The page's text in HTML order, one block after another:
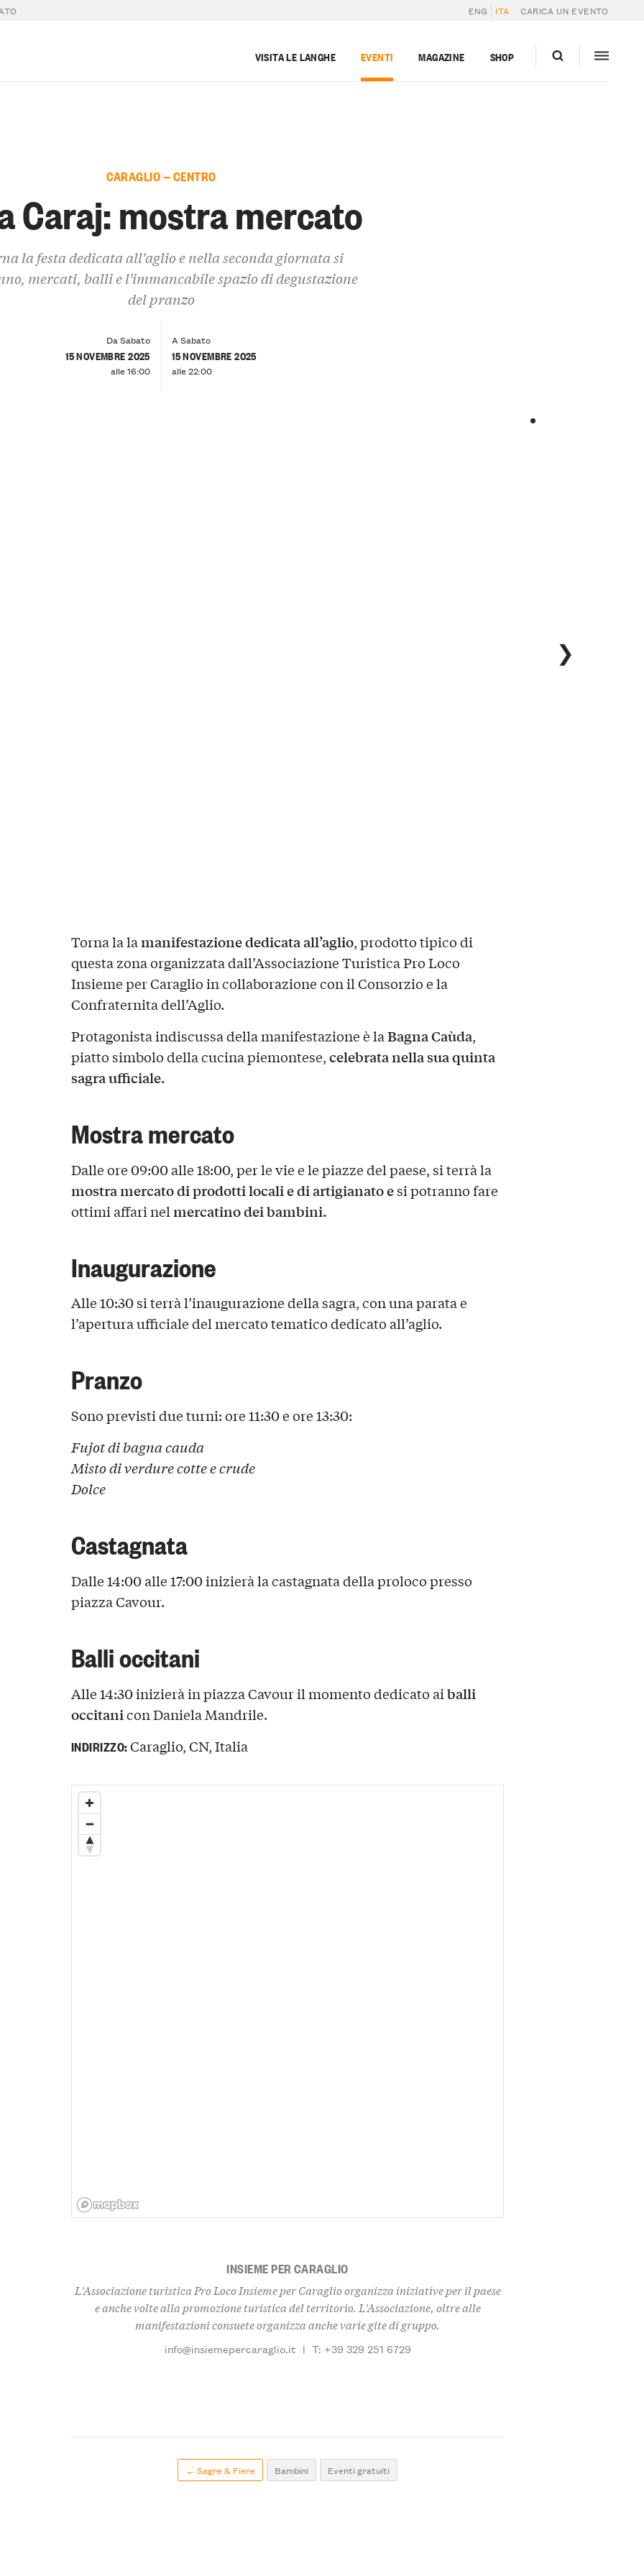
ENG ITA CARICA UN EVENTO
VISITA LE LANGHE EVENTI MAGAZINE SHOP
CARAGLIO — CENTRO
Caraj: mostra mercato
la festa dedicata all'aglio e nella seconda giornata si
mercati, balli e l'immancabile spazio di degustazione
del pranzo
Da Sabato
15 NOVEMBRE 2025
alle 16:00
A Sabato
15 NOVEMBRE 2025
alle 22:00
❯
Torna la lamanifestazione dedicata all’aglio, prodotto tipico di
questa zona organizzata dall’Associazione Turistica Pro Loco
Insieme per Caraglio in collaborazione con il Consorzio e la
Confraternita dell’Aglio.
Protagonista indiscussa della manifestazione è laBagna Caùda,
piatto simbolo della cucina piemontese,celebrata nella sua quinta
sagra ufficiale.
Mostra mercato
Dalle ore 09:00 alle 18:00, per le vie e le piazze del paese, si terrà la
mostra mercato di prodotti locali e di artigianato esi potranno fare
ottimi affari nelmercatino dei bambini.
Inaugurazione
Alle 10:30 si terrà l’inaugurazione della sagra, con una parata e
l’apertura ufficiale del mercato tematico dedicato all’aglio.
Pranzo
Sono previsti due turni: ore 11:30 e ore 13:30:
Fujot di bagna cauda
Misto di verdure cotte e crude
Dolce
Castagnata
Dalle 14:00 alle 17:00 inizierà la castagnata della proloco presso
piazza Cavour.
Balli occitani
Alle 14:30 inizierà in piazza Cavour il momento dedicato aiballi
occitanicon Daniela Mandrile.
INDIRIZZO:Caraglio, CN, Italia
INSIEME PER CARAGLIO
L'Associazione turistica Pro Loco Insieme per Caraglio organizza iniziative per il paese
e anche volte alla promozione turistica del territorio. L'Associazione, oltre alle
manifestazioni consuete organizza anche varie gite di gruppo.
info@insiemepercaraglio.it | T: +39 329 251 6729
← Sagre & Fiere Bambini Eventi gratuiti